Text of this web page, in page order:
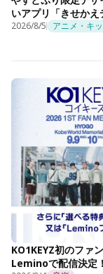
いアプリ「きせか
2026/8/5 アニメ・キ
KO1KEYZ初のファ
Leminoで配信決定！